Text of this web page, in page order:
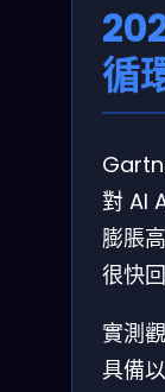
循
對 AI
膨脹
很快
實測
具備